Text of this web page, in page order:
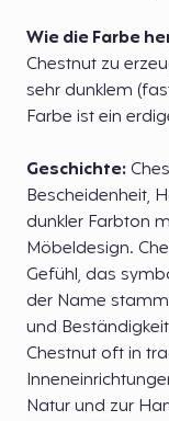
Wie die Farbe
Chestnut zu
sehr dunklem
Farbe ist ein
Geschichte:
Bescheidenheit,
dunkler Farbton
Möbeldesign.
Gefühl, das
der Name
und
Chestnut oft in
Natur und zur